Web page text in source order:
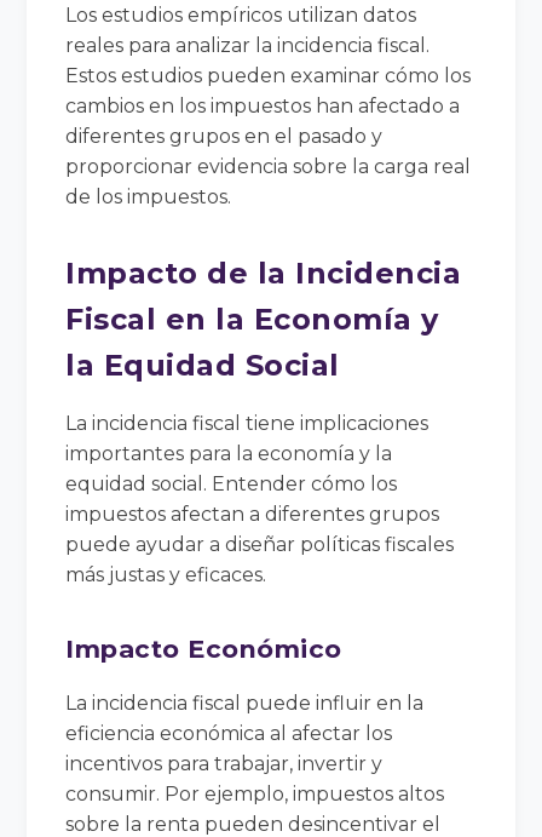
Los estudios empíricos utilizan datos
reales para analizar la incidencia fiscal.
Estos estudios pueden examinar cómo los
cambios en los impuestos han afectado a
diferentes grupos en el pasado y
proporcionar evidencia sobre la carga real
de los impuestos.
Impacto de la Incidencia
Fiscal en la Economía y
la Equidad Social
La incidencia fiscal tiene implicaciones
importantes para la economía y la
equidad social. Entender cómo los
impuestos afectan a diferentes grupos
puede ayudar a diseñar políticas fiscales
más justas y eficaces.
Impacto Económico
La incidencia fiscal puede influir en la
eficiencia económica al afectar los
incentivos para trabajar, invertir y
consumir. Por ejemplo, impuestos altos
sobre la renta pueden desincentivar el